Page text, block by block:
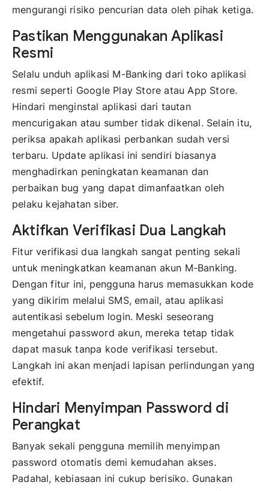
mengurangi risiko pencurian data oleh pihak ketiga.
Pastikan Menggunakan Aplikasi
Resmi
Selalu unduh aplikasi M-Banking dari toko aplikasi
resmi seperti Google Play Store atau App Store.
Hindari menginstal aplikasi dari tautan
mencurigakan atau sumber tidak dikenal. Selain itu,
periksa apakah aplikasi perbankan sudah versi
terbaru. Update aplikasi ini sendiri biasanya
menghadirkan peningkatan keamanan dan
perbaikan bug yang dapat dimanfaatkan oleh
pelaku kejahatan siber.
Aktifkan Verifikasi Dua Langkah
Fitur verifikasi dua langkah sangat penting sekali
untuk meningkatkan keamanan akun M-Banking.
Dengan fitur ini, pengguna harus memasukkan kode
yang dikirim melalui SMS, email, atau aplikasi
autentikasi sebelum login. Meski seseorang
mengetahui password akun, mereka tetap tidak
dapat masuk tanpa kode verifikasi tersebut.
Langkah ini akan menjadi lapisan perlindungan yang
efektif.
Hindari Menyimpan Password di
Perangkat
Banyak sekali pengguna memilih menyimpan
password otomatis demi kemudahan akses.
Padahal, kebiasaan ini cukup berisiko. Gunakan